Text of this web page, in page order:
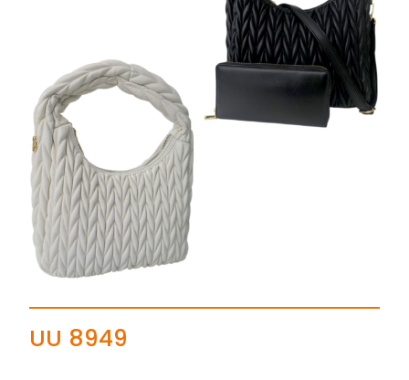
UU 8949